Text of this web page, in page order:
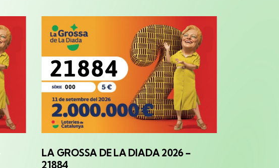
LA GROSSA DE LA DIADA 2026 –
21884